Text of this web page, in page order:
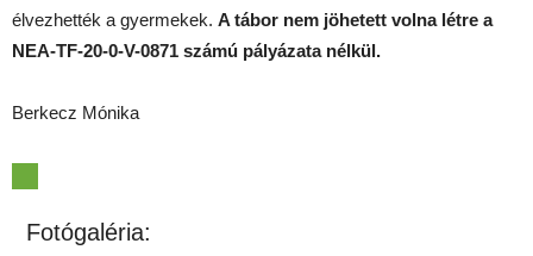
élvezhették a gyermekek. A tábor nem jöhetett volna létre a
NEA-TF-20-0-V-0871 számú pályázata nélkül.
Berkecz Mónika
Fotógaléria: